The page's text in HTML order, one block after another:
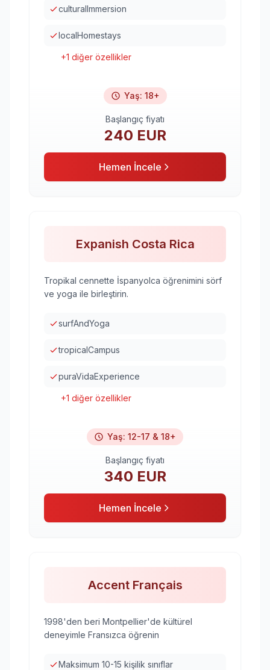
culturalImmersion
localHomestays
+1 diğer özellikler
Yaş: 18+
Başlangıç fiyatı
240 EUR
Hemen İncele
Expanish Costa Rica
Tropikal cennette İspanyolca öğrenimini sörf
ve yoga ile birleştirin.
surfAndYoga
tropicalCampus
puraVidaExperience
+1 diğer özellikler
Yaş: 12-17 & 18+
Başlangıç fiyatı
340 EUR
Hemen İncele
Accent Français
1998'den beri Montpellier'de kültürel
deneyimle Fransızca öğrenin
Maksimum 10-15 kişilik sınıflar